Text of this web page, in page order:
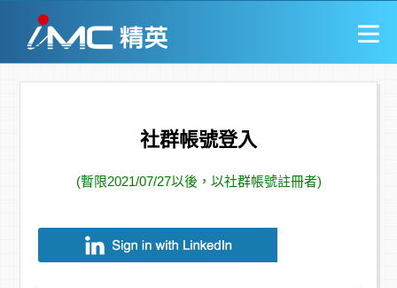
社群帳號登入
(暫限2021/07/27以後，以社群帳號註冊者)